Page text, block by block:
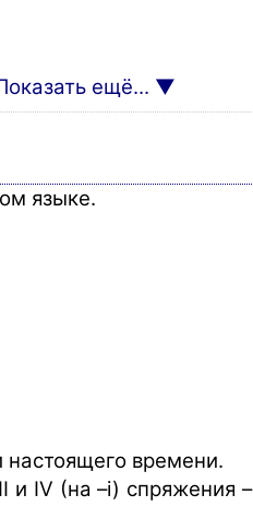
ещё...
языке.
времени.
и IV (на –i) спряжения –